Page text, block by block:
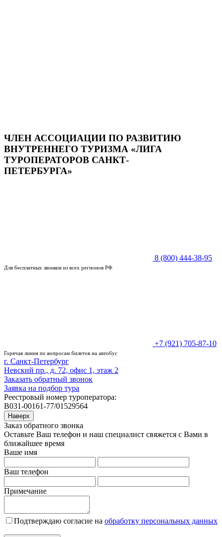
ЧЛЕН АССОЦИАЦИИ ПО РАЗВИТИЮ
ВНУТРЕННЕГО ТУРИЗМА «ЛИГА
ТУРОПЕРАТОРОВ САНКТ-
ПЕТЕРБУРГА»
8 (800) 444-38-95
Для бесплатных звонков из всех регионов РФ
+7 (921) 705-87-10
Горячая линия по вопросам билетов на автобус
г. Санкт-Петербург
Невский пр., д. 72, офис 1, этаж 2
Заказать обратный звонок
Заявка на подбор тура
Реестровый номер туроператора:
В031-00161-77/01529564
Наверх
Заказ обратного звонка
Оставьте Ваш телефон и наш специалист свяжется с Вами в
ближайшее время
Ваше имя
Ваш телефон
Примечание
Подтверждаю согласие на обработку персональных данных